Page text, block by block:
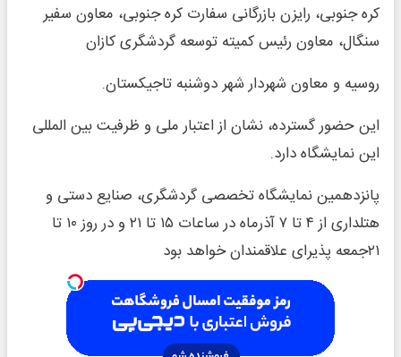
کره جنوبی، رایزن بازرگانی سفارت کره جنوبی، معاون سفیر
سنگال، معاون رئیس کمیته توسعه گردشگری کازان
روسیه و معاون شهردار شهر دوشنبه تاجیکستان.
این حضور گسترده، نشان از اعتبار ملی و ظرفیت بین المللی
این نمایشگاه دارد.
پانزدهمین نمایشگاه تخصصی گردشگری، صنایع دستی و
هتلداری از ۴ تا ۷ آذرماه در ساعات ۱۵ تا ۲۱ و در روز ۱۰ تا
۲۱جمعه پذیرای علاقمندان خواهد بود